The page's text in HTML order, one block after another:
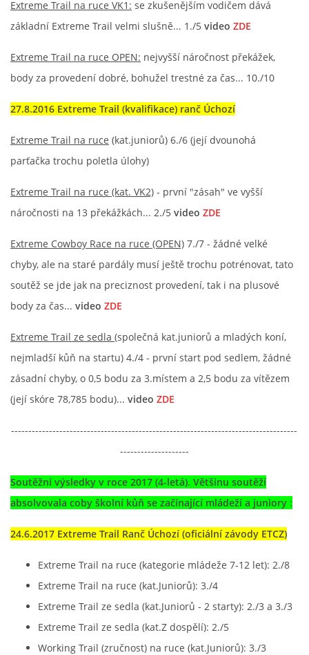
Extreme Trail na ruce VK1: se zkušenějším vodičem dává
základní Extreme Trail velmi slušně... 1./5 video ZDE
Extreme Trail na ruce OPEN: nejvyšší náročnost překážek,
body za provedení dobré, bohužel trestné za čas... 10./10
27.8.2016 Extreme Trail (kvalifikace) ranč Úchozí
Extreme Trail na ruce (kat.juniorů) 6./6 (její dvounohá
parťačka trochu poletla úlohy)
Extreme Trail na ruce (kat. VK2) - první "zásah" ve vyšší
náročnosti na 13 překážkách... 2./5 video ZDE
Extreme Cowboy Race na ruce (OPEN) 7./7 - žádné velké
chyby, ale na staré pardály musí ještě trochu potrénovat, tato
soutěž se jde jak na preciznost provedení, tak i na plusové
body za čas... video ZDE
Extreme Trail ze sedla (společná kat.juniorů a mladých koní,
nejmladší kůň na startu) 4./4 - první start pod sedlem, žádné
zásadní chyby, o 0,5 bodu za 3.místem a 2,5 bodu za vítězem
(její skóre 78,785 bodu)... video ZDE
-----------------------------------------------------------------------------------
--------------------
Soutěžní výsledky v roce 2017 (4-letá). Většinu soutěží
absolvovala coby školní kůň se začínající mládeží a juniory :
24.6.2017 Extreme Trail Ranč Úchozí (oficiální závody ETCZ)
Extreme Trail na ruce (kategorie mládeže 7-12 let): 2./8
Extreme Trail na ruce (kat.Juniorů): 3./4
Extreme Trail ze sedla (kat.Juniorů - 2 starty): 2./3 a 3./3
Extreme Trail ze sedla (kat.Z dospělí): 2./5
Working Trail (zručnost) na ruce (kat.Juniorů): 3./3